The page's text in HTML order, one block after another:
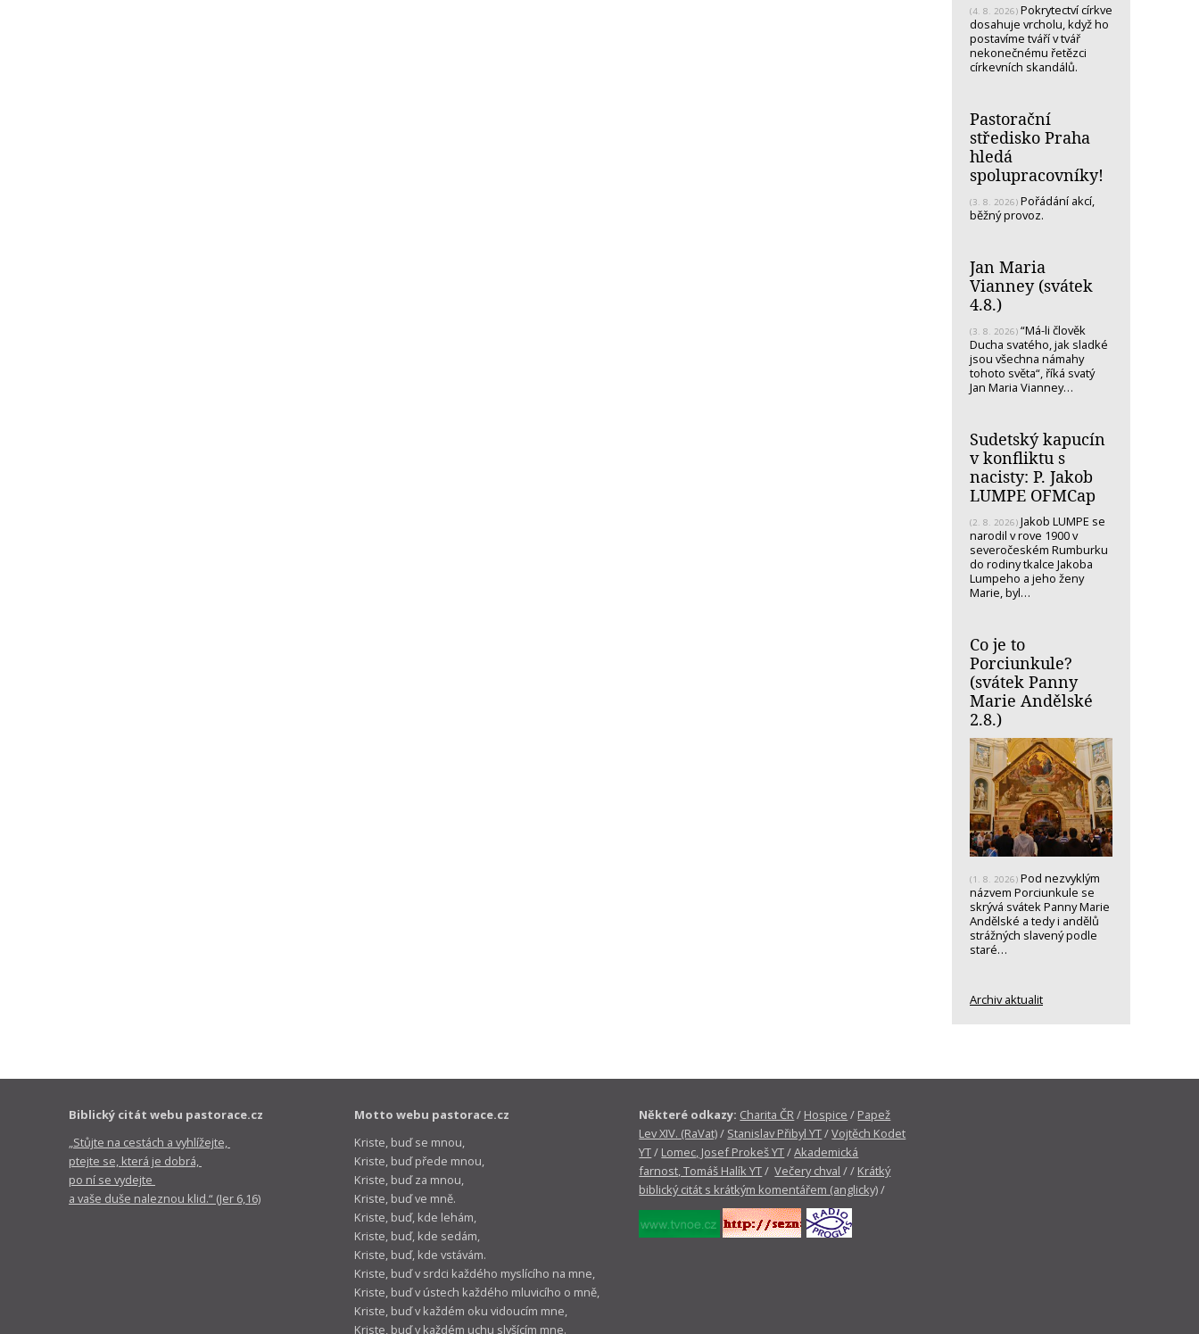
(4. 8. 2026) Pokrytectví církve
dosahuje vrcholu, když ho
postavíme tváří v tvář
nekonečnému řetězci
církevních skandálů.
Pastorační
středisko Praha
hledá
spolupracovníky!
(3. 8. 2026) Pořádání akcí,
běžný provoz.
Jan Maria
Vianney (svátek
4.8.)
(3. 8. 2026) “Má-li člověk
Ducha svatého, jak sladké
jsou všechna námahy
tohoto světa“, říká svatý
Jan Maria Vianney…
Sudetský kapucín
v konfliktu s
nacisty: P. Jakob
LUMPE OFMCap
(2. 8. 2026) Jakob LUMPE se
narodil v rove 1900 v
severočeském Rumburku
do rodiny tkalce Jakoba
Lumpeho a jeho ženy
Marie, byl…
Co je to
Porciunkule?
(svátek Panny
Marie Andělské
2.8.)
(1. 8. 2026) Pod nezvyklým
názvem Porciunkule se
skrývá svátek Panny Marie
Andělské a tedy i andělů
strážných slavený podle
staré…
Archiv aktualit
Biblický citát webu pastorace.cz
„Stůjte na cestách a vyhlížejte,
ptejte se, která je dobrá,
po ní se vydejte
a vaše duše naleznou klid.“ (Jer 6,16)
Motto webu pastorace.cz
Kriste, buď se mnou,
Kriste, buď přede mnou,
Kriste, buď za mnou,
Kriste, buď ve mně.
Kriste, buď, kde lehám,
Kriste, buď, kde sedám,
Kriste, buď, kde vstávám.
Kriste, buď v srdci každého myslícího na mne,
Kriste, buď v ústech každého mluvicího o mně,
Kriste, buď v každém oku vidoucím mne,
Kriste, buď v každém uchu slyšícím mne.
Některé odkazy: Charita ČR/ Hospice / Papež
Lev XIV. (RaVat)/ Stanislav Přibyl YT/Vojtěch Kodet
YT/ Lomec, Josef Prokeš YT/Akademická
farnost, Tomáš Halík YT/Večery chval / / Krátký
biblický citát s krátkým komentářem (anglicky)/